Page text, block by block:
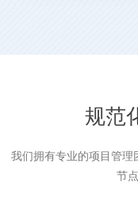
规范
我们拥有专业的项目管理
节